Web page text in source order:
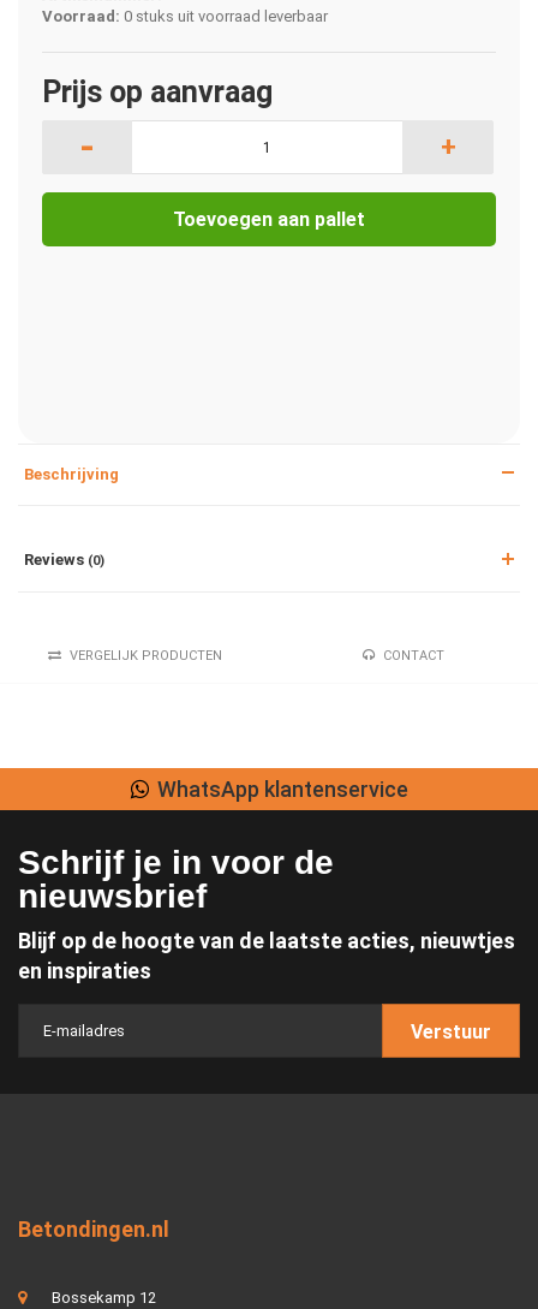
Voorraad: 0 stuks uit voorraad leverbaar
Prijs op aanvraag
- +
Toevoegen aan pallet
Beschrijving
Reviews (0)
VERGELIJK PRODUCTEN CONTACT
WhatsApp klantenservice
Schrijf je in voor de
nieuwsbrief
Blijf op de hoogte van de laatste acties, nieuwtjes
en inspiraties
Verstuur
Betondingen.nl
Bossekamp 12